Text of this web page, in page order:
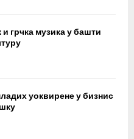
и грчка музика у башти
уоквирене у бизнис